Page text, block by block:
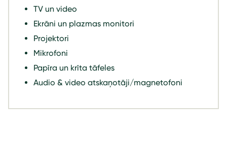
TV un video
Ekrāni un plazmas monitori
Projektori
Mikrofoni
Papīra un krīta tāfeles
Audio & video atskaņotāji/magnetofoni